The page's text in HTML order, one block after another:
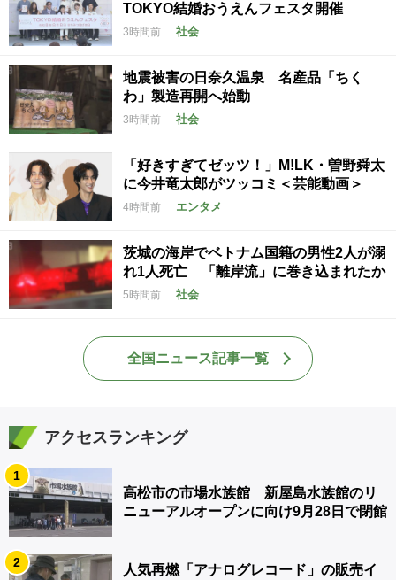
TOKYO結婚おうえんフェスタ開催
3時間前 社会
地震被害の日奈久温泉 名産品「ちく
わ」製造再開へ始動
3時間前 社会
「好きすぎてゼッツ！」M!LK・曽野舜太
に今井竜太郎がツッコミ＜芸能動画＞
4時間前 エンタメ
茨城の海岸でベトナム国籍の男性2人が溺
れ1人死亡 「離岸流」に巻き込まれたか
5時間前 社会
全国ニュース記事一覧
アクセスランキング
1
高松市の市場水族館 新屋島水族館のリ
ニューアルオープンに向け9月28日で閉館
2
人気再燃「アナログレコード」の販売イ